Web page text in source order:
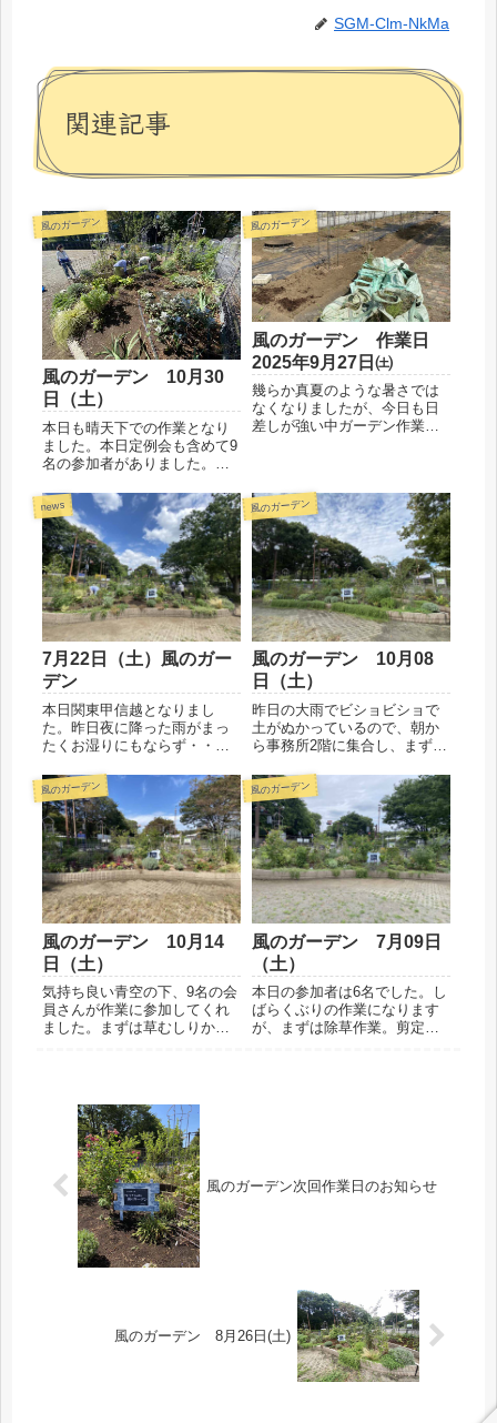
SGM-Clm-NkMa
関連記事
風のガーデン
風のガーデン 10月30
日（土）
本日も晴天下での作業となり
ました。本日定例会も含めて9
名の参加者がありました。作
引、そしてチューリップの球
根とゆりの球根およそ50個ほ
ど植え付けを行いました。会
員からの提供です。そしてこ
ちらも会員からの提供の日枝
を植...
風のガーデン
風のガーデン 作業日
2025年9月27日㈯
幾らか真夏のような暑さでは
なくなりましたが、今日も日
差しが強い中ガーデン作業を
ロックのオベリスク根元への
バーク堆肥と苦土石灰の漉き
込みを行いました。ご参加く
ださっ...
news
7月22日（土）風のガー
デン
本日関東甲信越となりまし
た。昨日夜に降った雨がまっ
たくお湿りにもならず・・ガ
時間剪定作業や草抜きを行
い、その後バケツリレーで水
を運びました。ガーデン横の
水道が今壊れているそうで
す。。修理依頼しています。
なんとかま...
風のガーデン
風のガーデン 10月08
日（土）
昨日の大雨でビショビショで
土がぬかっているので、朝か
ら事務所2階に集合し、まずは
見交換を行いました。本日参
加者8名です。少し青空が見え
てきたので、30分ほどガーデ
ンに出て作業を行いました。
クレマチスはグレイブタイ
ビ...
風のガーデン
風のガーデン 10月14
日（土）
気持ち良い青空の下、9名の会
員さんが作業に参加してくれ
ました。まずは草むしりか
の作業を行いました。会員が
育ててくれた宿根草も植え付
け、背...
風のガーデン
風のガーデン 7月09日
（土）
本日の参加者は6名でした。し
ばらくぶりの作業になります
が、まずは除草作業。剪定、
風のガーデン次回作業日のお知らせ
風のガーデン 8月26日(土)